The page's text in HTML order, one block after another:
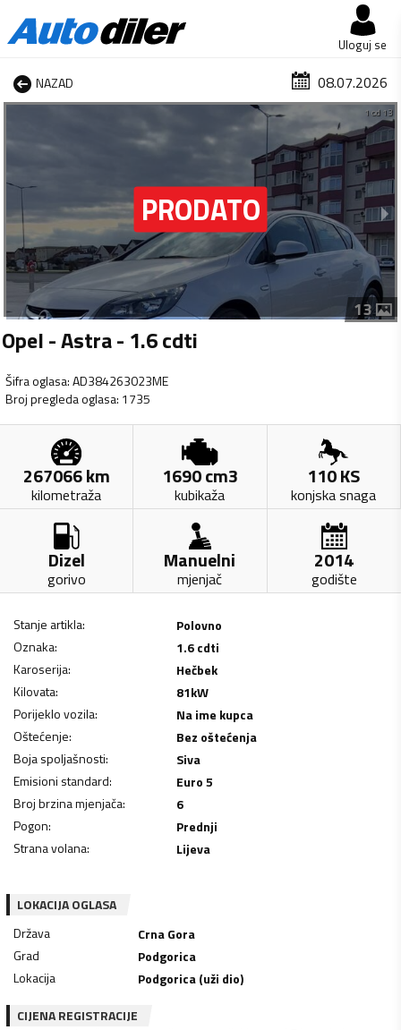
Uloguj se
NAZAD 08.07.2026
1 od 13
13
Opel - Astra - 1.6 cdti
Šifra oglasa:AD384263023ME
Broj pregleda oglasa: 1735
267066km
kilometraža
1690cm3
kubikaža
110KS
konjska snaga
Dizel
gorivo
Manuelni
mjenjač
2014
godište
Stanje artikla:
Polovno
Oznaka:
1.6 cdti
Karoserija:
Hečbek
Kilovata: 81kW
Porijeklo vozila:
Na ime kupca
Oštećenje:
Bez oštećenja
Boja spoljašnosti:
Siva
Emisioni standard:
Euro 5
Broj brzina mjenjača:
6
Pogon:
Prednji
Strana volana: Lijeva
LOKACIJA OGLASA
Država
Crna Gora
Grad
Podgorica
Lokacija
Podgorica (uži dio)
CIJENA REGISTRACIJE